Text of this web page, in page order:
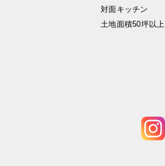
対面キッチン
土地面積50坪以上